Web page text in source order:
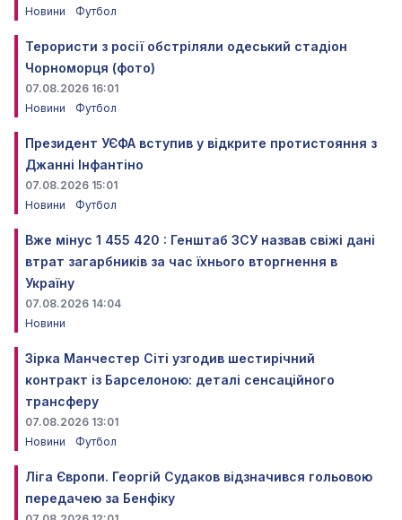
Новини
Футбол
Терористи з росії обстріляли одеський стадіон
Чорноморця (фото)
07.08.2026 16:01
Новини
Футбол
Президент УЄФА вступив у відкрите протистояння з
Джанні Інфантіно
07.08.2026 15:01
Новини
Футбол
Вже мінус 1 455 420 : Генштаб ЗСУ назвав свіжі дані
втрат загарбників за час їхнього вторгнення в
Україну
07.08.2026 14:04
Новини
Зірка Манчестер Сіті узгодив шестирічний
контракт із Барселоною: деталі сенсаційного
трансферу
07.08.2026 13:01
Новини
Футбол
Ліга Європи. Георгій Судаков відзначився гольовою
передачею за Бенфіку